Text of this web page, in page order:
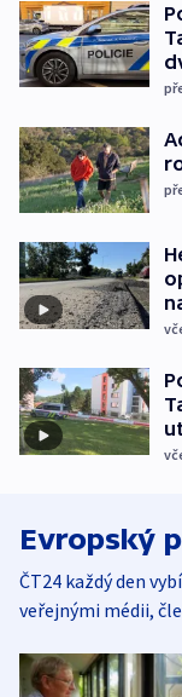
Evropský
ČT24 každý den
veřejnými médii,